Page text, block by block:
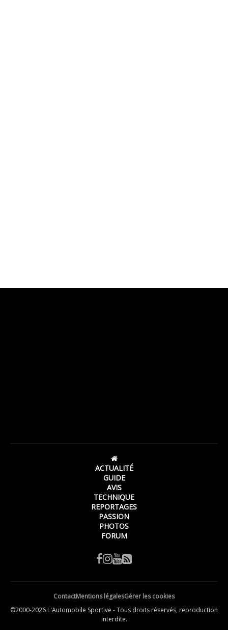
ACTUALITÉ
GUIDE
AVIS
TECHNIQUE
REPORTAGES
PASSION
PHOTOS
FORUM
ContactMentions légalesGérer les cookies
©2000-2026 L'Automobile Sportive - Tous droits réservés, reproduction
interdite.